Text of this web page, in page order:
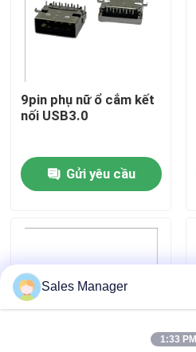
Tham quan nhà máy
Kiểm soát chất lượng
Yêu cầu báo giá
Đầu nối ổ cắm USB
9pin phụ nữ ổ cắm kết
nối USB3.0
Gửi yêu cầu
Sales Manager
1:33 PM